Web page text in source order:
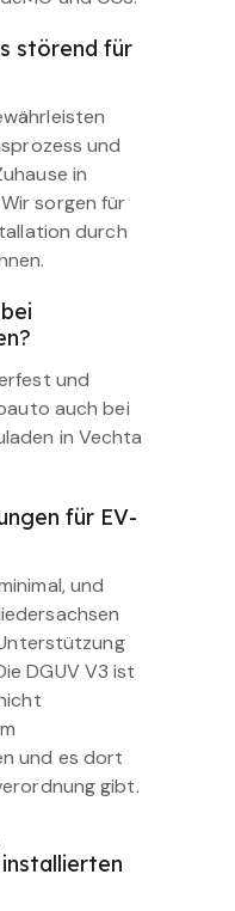
störend für
und
in
sorgen für
durch
und
auch bei
in Vechta
für EV-
und
DGUV V3 ist
und es dort
gibt.